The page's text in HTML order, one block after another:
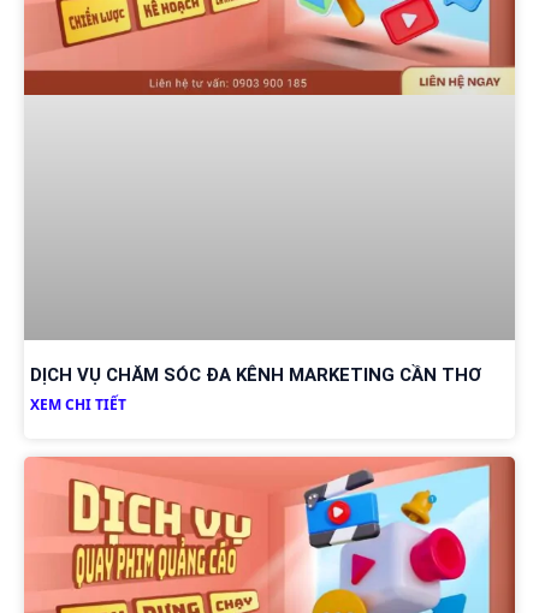
DỊCH VỤ CHĂM SÓC ĐA KÊNH MARKETING CẦN THƠ
XEM CHI TIẾT